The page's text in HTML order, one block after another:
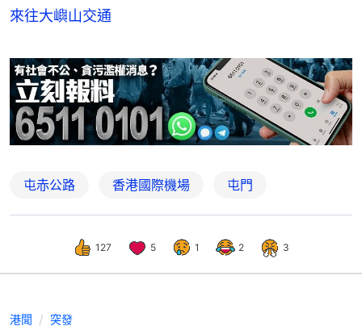
來往大嶼山交通
屯赤公路 香港國際機場 屯門
127 5 1 2 3
港聞 突發